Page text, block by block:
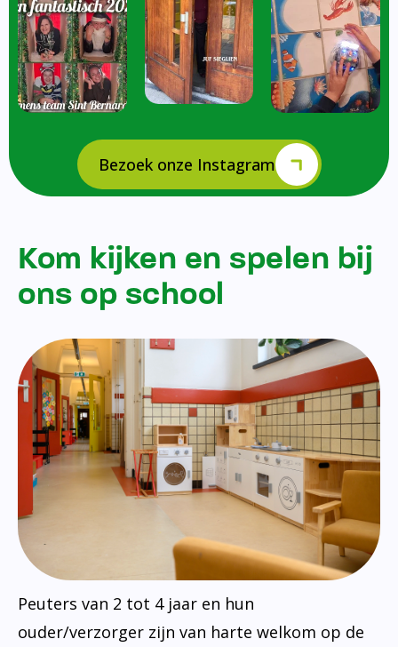
Bezoek onze Instagram
Kom kijken en spelen bij
ons op school
Peuters van 2 tot 4 jaar en hun
ouder/verzorger zijn van harte welkom op de